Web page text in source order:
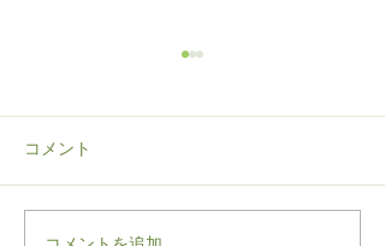
コメント